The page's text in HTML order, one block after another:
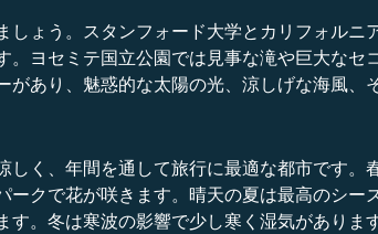
しょう。スタンフォード大学とカリフォル
。ヨセミテ国立公園では見事な滝や巨大な
あり、魅惑的な太陽の光、涼しげな海風、
しく、年間を通して旅行に最適な都市です
ークで花が咲きます。晴天の夏は最高のシ
。冬は寒波の影響で少し寒く湿気がありま